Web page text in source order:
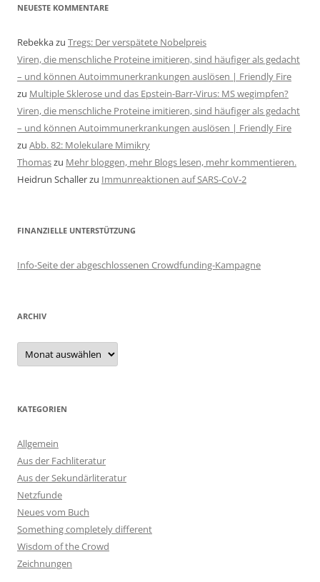
NEUESTE KOMMENTARE
Rebekkazu Tregs: Der verspätete Nobelpreis
Viren, die menschliche Proteine imitieren, sind häufiger als gedacht
– und können Autoimmunerkrankungen auslösen | Friendly Fire
zu Multiple Sklerose und das Epstein-Barr-Virus: MS wegimpfen?
Viren, die menschliche Proteine imitieren, sind häufiger als gedacht
– und können Autoimmunerkrankungen auslösen | Friendly Fire
zu Abb. 82: Molekulare Mimikry
Thomaszu Mehr bloggen, mehr Blogs lesen, mehr kommentieren.
Heidrun Schallerzu Immunreaktionen auf SARS-CoV-2
FINANZIELLE UNTERSTÜTZUNG
Info-Seite der abgeschlossenen Crowdfunding-Kampagne
ARCHIV
Archiv
KATEGORIEN
Allgemein
Aus der Fachliteratur
Aus der Sekundärliteratur
Netzfunde
Neues vom Buch
Something completely different
Wisdom of the Crowd
Zeichnungen